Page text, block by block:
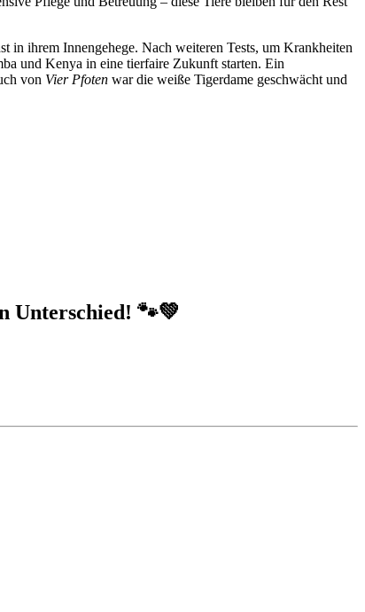
in ihrem Innengehege. Nach weiteren Tests, um Krankheiten
und Kenya in eine tierfaire Zukunft starten. Ein
von Vier Pfoten war die weiße Tigerdame geschwächt und
Unterschied! 🐾💚